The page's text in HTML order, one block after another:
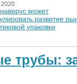
может
развитие
упаковки
трубы: